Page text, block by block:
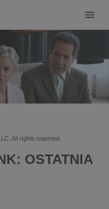
All rights reserved.
OSTATNIA